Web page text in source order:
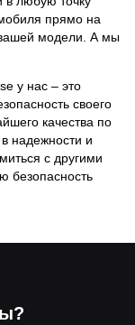
прямо на
модели. А мы
у нас – это
своего
качества по
надежности и
с другими
безопасность